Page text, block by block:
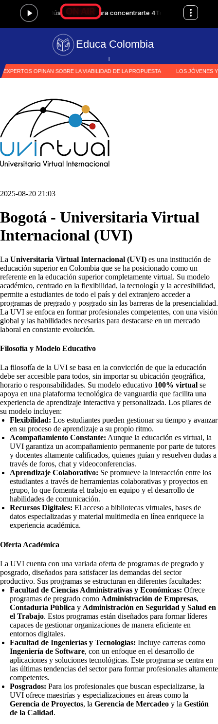
Educa Colombia
2025-08-20 21:03
Bogotá - Universitaria Virtual
Internacional (UVI)
La Universitaria Virtual Internacional (UVI) es una institución de
educación superior en Colombia que se ha posicionado como un
referente en la educación superior completamente virtual. Su modelo
académico, centrado en la flexibilidad, la tecnología y la accesibilidad,
permite a estudiantes de todo el país y del extranjero acceder a
programas de pregrado y posgrado sin las barreras de la presencialidad.
La UVI se enfoca en formar profesionales competentes, con una visión
global y las habilidades necesarias para destacarse en un mercado
laboral en constante evolución.
Filosofía y Modelo Educativo
La filosofía de la UVI se basa en la convicción de que la educación
debe ser accesible para todos, sin importar su ubicación geográfica,
horario o responsabilidades. Su modelo educativo 100% virtual se
apoya en una plataforma tecnológica de vanguardia que facilita una
experiencia de aprendizaje interactiva y personalizada. Los pilares de
su modelo incluyen:
Flexibilidad: Los estudiantes pueden gestionar su tiempo y avanzar
en su proceso de aprendizaje a su propio ritmo.
Acompañamiento Constante: Aunque la educación es virtual, la
UVI garantiza un acompañamiento permanente por parte de tutores
y docentes altamente calificados, quienes guían y resuelven dudas a
través de foros, chat y videoconferencias.
Aprendizaje Colaborativo: Se promueve la interacción entre los
estudiantes a través de herramientas colaborativas y proyectos en
grupo, lo que fomenta el trabajo en equipo y el desarrollo de
habilidades de comunicación.
Recursos Digitales: El acceso a bibliotecas virtuales, bases de
datos especializadas y material multimedia en línea enriquece la
experiencia académica.
Oferta Académica
La UVI cuenta con una variada oferta de programas de pregrado y
posgrado, diseñados para satisfacer las demandas del sector
productivo. Sus programas se estructuran en diferentes facultades:
Facultad de Ciencias Administrativas y Económicas: Ofrece
programas de pregrado como Administración de Empresas,
Contaduría Pública y Administración en Seguridad y Salud en
el Trabajo. Estos programas están diseñados para formar líderes
capaces de gestionar organizaciones de manera eficiente en
entornos digitales.
Facultad de Ingenierías y Tecnologías: Incluye carreras como
Ingeniería de Software, con un enfoque en el desarrollo de
aplicaciones y soluciones tecnológicas. Este programa se centra en
las últimas tendencias del sector para formar profesionales altamente
competentes.
Posgrados: Para los profesionales que buscan especializarse, la
UVI ofrece maestrías y especializaciones en áreas como la
Gerencia de Proyectos, la Gerencia de Mercadeo y la Gestión
de la Calidad.